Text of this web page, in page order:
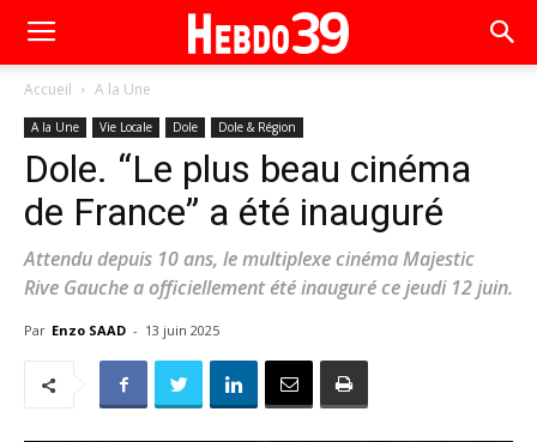
Accueil A la Une
A la Une Vie Locale Dole Dole & Région
Dole. “Le plus beau cinéma
de France” a été inauguré
Attendu depuis 10 ans, le multiplexe cinéma Majestic
Rive Gauche a officiellement été inauguré ce jeudi 12 juin.
Par Enzo SAAD - 13 juin 2025